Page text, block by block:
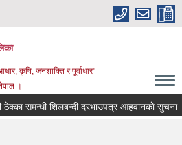
कृषि, जनशाक्ति र पूर्वाधार"
।
समन्धी शिलबन्दी दरभाउपत्र आहवानकाे सुचना